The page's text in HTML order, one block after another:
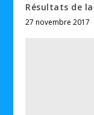
Résultats de
27 novembre 2017